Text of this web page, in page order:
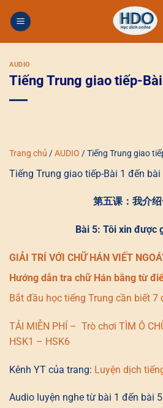
AUDIO
Tiếng Trung giao tiếp-
Trang chủ /AUDIO /Tiếng Trung giao
Tiếng Trung giao tiếp-Bài 1 đến bài
第五课：我介
Bài 5: Tôi xin được
GIẢI TRÍ VỚI CHỮ HÁN VIẾT
Hướng dẫn tra chữ Hán bằng từ
Bắt đầu học tiếng Trung cần biết 7
TẢI MIỄN PHÍ – Trò chơi TÌM Ô
HSK1 – HSK6
Kênh YT của trang: Luyện dịch
Audio luyện nghe từ bài 1 đến bài